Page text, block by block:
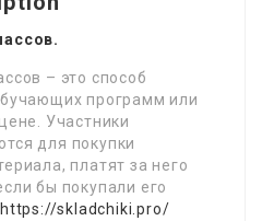
– это способ
программ или
Участники
для покупки
платят за него
бы покупали его
https://skladchiki.pro/